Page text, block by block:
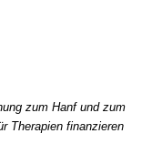
zum Hanf und zum
Therapien finanzieren